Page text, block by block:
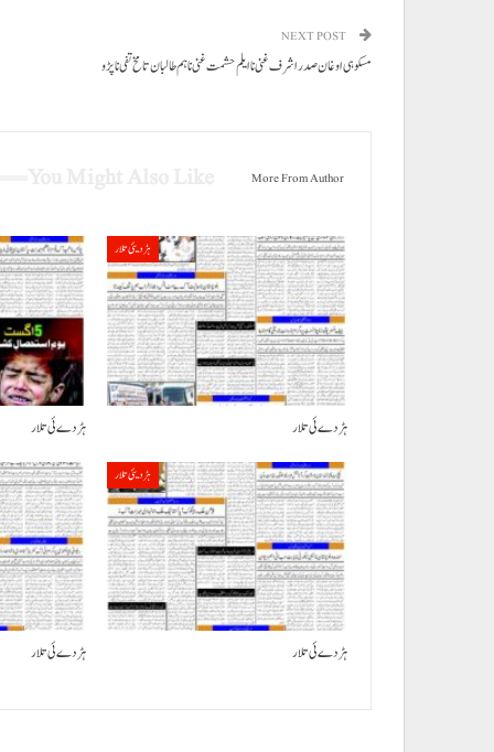
NEXT POST
مسکوہی اوغان صدر اشرف غنی نا ایلم حشمت غنی نا ہم طالبان تا مخ تفی نا پڑو
More From Author
ہڑدے ئی تلار
ہڑدیئی تلار
ہڑدے ئی تلار
ہڑدے ئی تلار
ہڑدیئی تلار
ہڑدے ئی تلار